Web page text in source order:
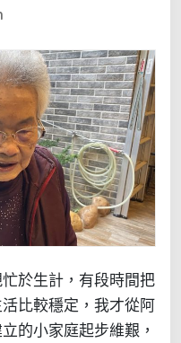
於生計，有段時間把
比較穩定，我才從阿
的小家庭起步維艱，